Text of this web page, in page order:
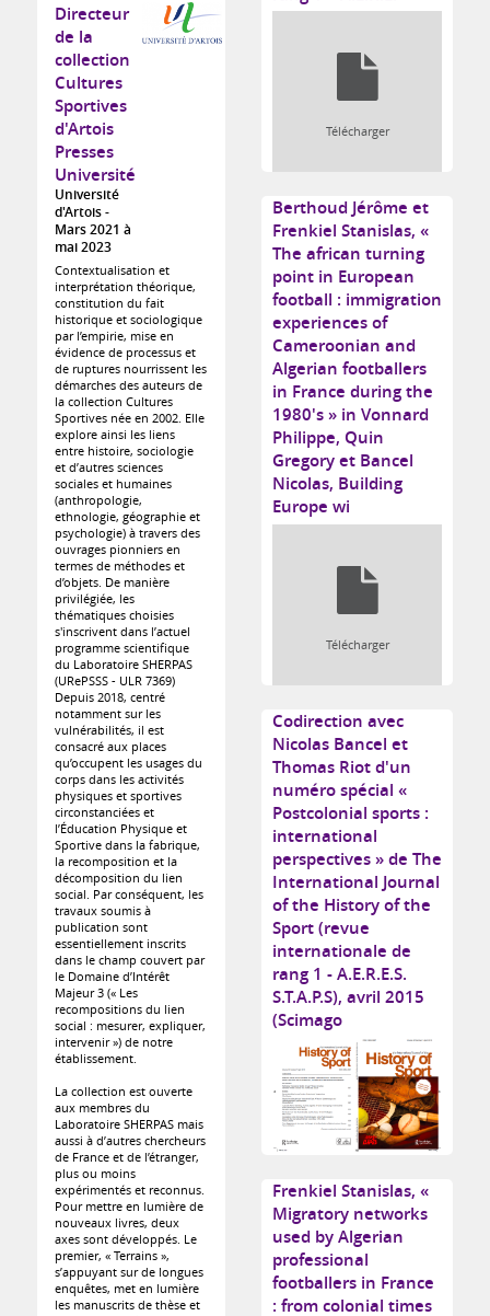
Directeur
de la
collection
Cultures
Sportives
d'Artois
Presses
Université
Université
d'Artois
Mars 2021 à
mai 2023
Contextualisation et
interprétation théorique,
constitution du fait
historique et sociologique
par l’empirie, mise en
évidence de processus et
de ruptures nourrissent les
démarches des auteurs de
la collection Cultures
Sportives née en 2002. Elle
explore ainsi les liens
entre histoire, sociologie
et d’autres sciences
sociales et humaines
(anthropologie,
ethnologie, géographie et
psychologie) à travers des
ouvrages pionniers en
termes de méthodes et
d’objets. De manière
privilégiée, les
thématiques choisies
s'inscrivent dans l’actuel
programme scientifique
du Laboratoire SHERPAS
(URePSSS - ULR 7369)
Depuis 2018, centré
notamment sur les
vulnérabilités, il est
consacré aux places
qu’occupent les usages du
corps dans les activités
physiques et sportives
circonstanciées et
l’Éducation Physique et
Sportive dans la fabrique,
la recomposition et la
décomposition du lien
social. Par conséquent, les
travaux soumis à
publication sont
essentiellement inscrits
dans le champ couvert par
le Domaine d’Intérêt
Majeur 3 (« Les
recompositions du lien
social : mesurer, expliquer,
intervenir ») de notre
établissement.
La collection est ouverte
aux membres du
Laboratoire SHERPAS mais
aussi à d’autres chercheurs
de France et de l’étranger,
plus ou moins
expérimentés et reconnus.
Pour mettre en lumière de
nouveaux livres, deux
axes sont développés. Le
premier, « Terrains »,
s’appuyant sur de longues
enquêtes, met en lumière
les manuscrits de thèse et
Télécharger
Berthoud Jérôme et
Frenkiel Stanislas, «
The african turning
point in European
football : immigration
experiences of
Cameroonian and
Algerian footballers
in France during the
1980's » in Vonnard
Philippe, Quin
Gregory et Bancel
Nicolas, Building
Europe wi
Télécharger
Codirection avec
Nicolas Bancel et
Thomas Riot d'un
numéro spécial «
Postcolonial sports :
international
perspectives » de The
International Journal
of the History of the
Sport (revue
internationale de
rang 1 - A.E.R.E.S.
S.T.A.P.S), avril 2015
(Scimago
Frenkiel Stanislas, «
Migratory networks
used by Algerian
professional
footballers in France
: from colonial times